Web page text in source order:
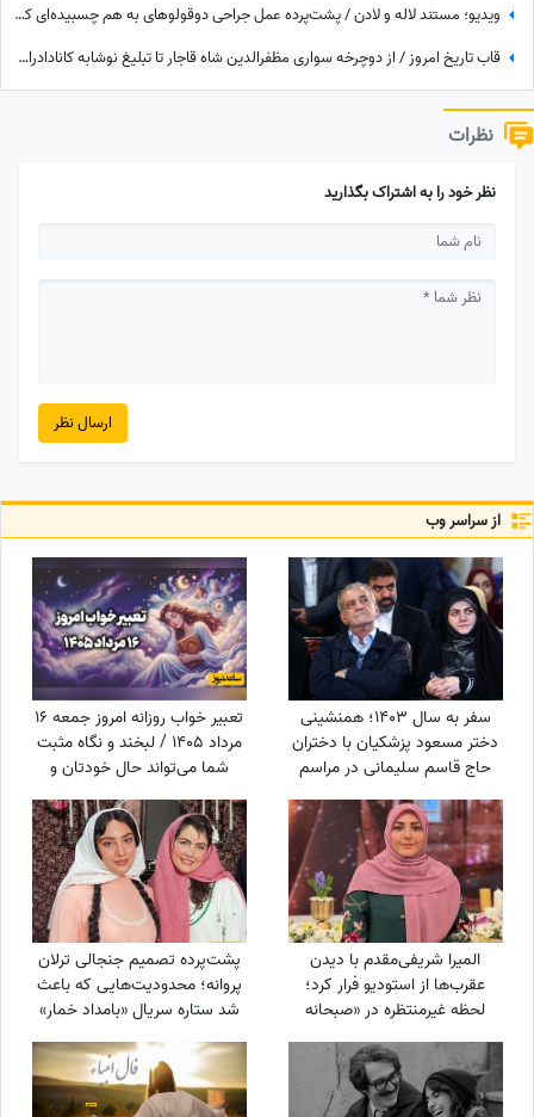
ویدیو؛ مستند لاله و لادن / پشت‌پرده عمل جراحی دوقولوهای به هم چسبیده‌ای که هرگز همدیگر را ندیدند!
قاب تاریخ امروز / از دوچرخه سواری مظفرالدین شاه قاجار تا تبلیغ نوشابه ‌کانادادرای و تصویر دیده نشده از جردن که کم از لس‌آنجلس نداره + عکس
نظرات
نظر خود را به اشتراک بگذارید
ارسال نظر
از سراسر وب
سفر به سال 1403؛ همنشینی
دختر مسعود پزشکیان با دختران
حاج قاسم سلیمانی در مراسم
تنفیذ ریاست جمهوری+عکس
تعبیر خواب روزانه امروز جمعه 16
مرداد 1405 / لبخند و نگاه مثبت
شما می‌تواند حال خودتان و
اطرافیانتان را بهتر کند
المیرا شریفی‌مقدم با دیدن
عقرب‌ها از استودیو فرار کرد؛
لحظه غیرمنتظره در «صبحانه
ایرانی» + ویدئو
پشت‌پرده تصمیم جنجالی ترلان
پروانه؛ محدودیت‌هایی که باعث
شد ستاره سریال «بامداد خمار»
دور رفیق‌بازی را خط بکشد!